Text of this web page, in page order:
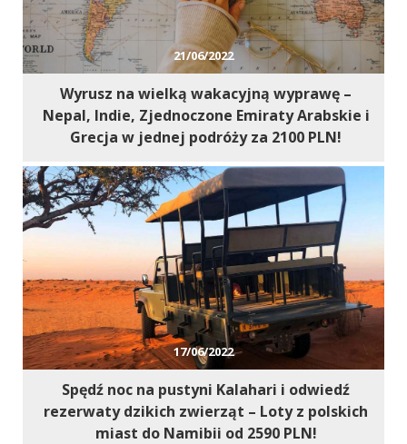
21/06/2022
Wyrusz na wielką wakacyjną wyprawę –
Nepal, Indie, Zjednoczone Emiraty Arabskie i
Grecja w jednej podróży za 2100 PLN!
17/06/2022
Spędź noc na pustyni Kalahari i odwiedź
rezerwaty dzikich zwierząt – Loty z polskich
miast do Namibii od 2590 PLN!